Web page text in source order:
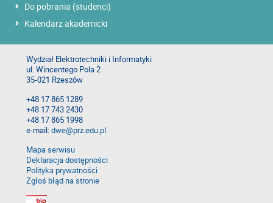
Do pobrania (studenci)
Kalendarz akademicki
Wydział Elektrotechniki i Informatyki
ul. Wincentego Pola 2
35-021 Rzeszów
+48 17 865 1289
+48 17 743 2430
+48 17 865 1998
e-mail:dwe@prz.edu.pl
Mapa serwisu
Deklaracja dostępności
Polityka prywatności
Zgłoś błąd na stronie